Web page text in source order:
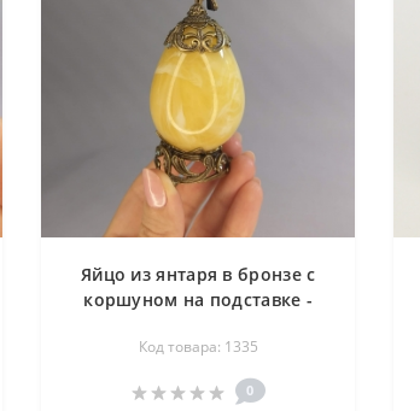
Яйцо из янтаря в бронзе с
коршуном на подставке -
Код товара: 1335
0